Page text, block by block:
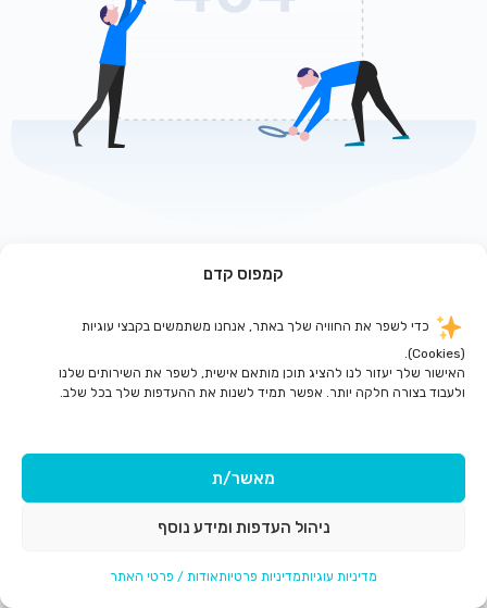
קמפוס קדם
כדי לשפר את החוויה שלך באתר, אנחנו משתמשים בקבצי עוגיות
(Cookies).
האישור שלך יעזור לנו להציג תוכן מותאם אישית, לשפר את השירותים שלנו
ולעבוד בצורה חלקה יותר. אפשר תמיד לשנות את ההעדפות שלך בכל שלב.
מאשר/ת
ניהול העדפות ומידע נוסף
מדיניות עוגיותמדיניות פרטיותאודות / פרטי האתר